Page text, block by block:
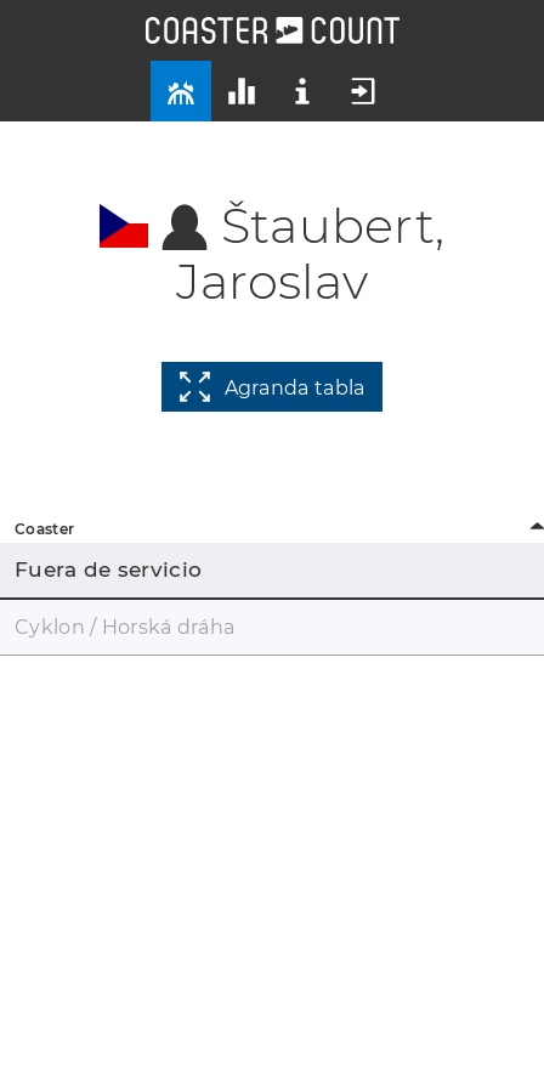
Štaubert,
Jaroslav
Agranda tabla
Coaster
Fuera de servicio
Cyklon / Horská dráha